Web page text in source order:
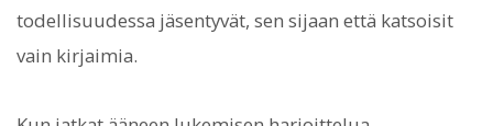
todellisuudessa jäsentyvät, sen sijaan että katsoisit
vain kirjaimia.